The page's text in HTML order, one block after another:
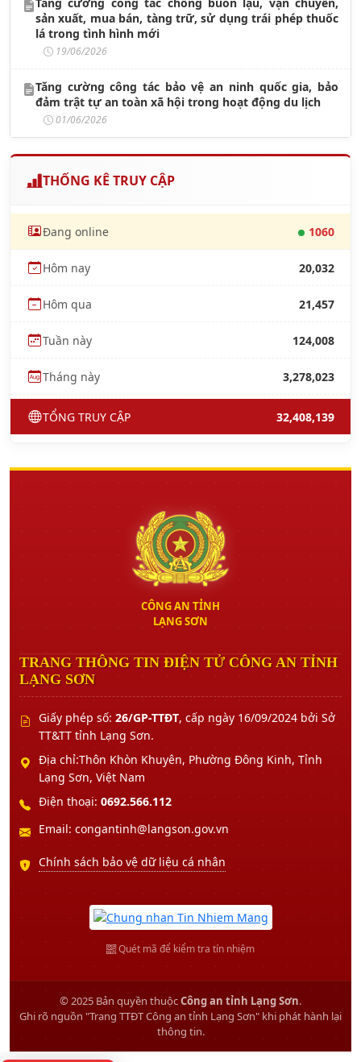
sản xuất, mua bán, tàng trữ, sử dụng trái phép thuốc
lá trong tình hình mới
19/06/2026
Tăng cường công tác bảo vệ an ninh quốc gia, bảo
đảm trật tự an toàn xã hội trong hoạt động du lịch
01/06/2026
THỐNG KÊ TRUY CẬP
Đang online 1060
Hôm nay 20,032
Hôm qua 21,457
Tuần này 124,008
Tháng này 3,278,023
TỔNG TRUY CẬP 32,408,139
CÔNG AN TỈNH
LẠNG SƠN
TRANG THÔNG TIN ĐIỆN TỬ CÔNG AN TỈNH
LẠNG SƠN
Giấy phép số: 26/GP-TTĐT, cấp ngày 16/09/2024 bởi Sở
TT&TT tỉnh Lạng Sơn.
Địa chỉ:Thôn Khòn Khuyên, Phường Đông Kinh, Tỉnh
Lạng Sơn, Việt Nam
Điện thoại: 0692.566.112
Email: congantinh@langson.gov.vn
Chính sách bảo vệ dữ liệu cá nhân
Quét mã để kiểm tra tín nhiệm
© 2025 Bản quyền thuộcCông an tỉnh Lạng Sơn.
Ghi rõ nguồn "Trang TTĐT Công an tỉnh Lạng Sơn" khi phát hành lại
thông tin.